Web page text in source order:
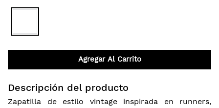
Agregar Al Carrito
Descripción del producto
Zapatilla de estilo vintage inspirada en runners,